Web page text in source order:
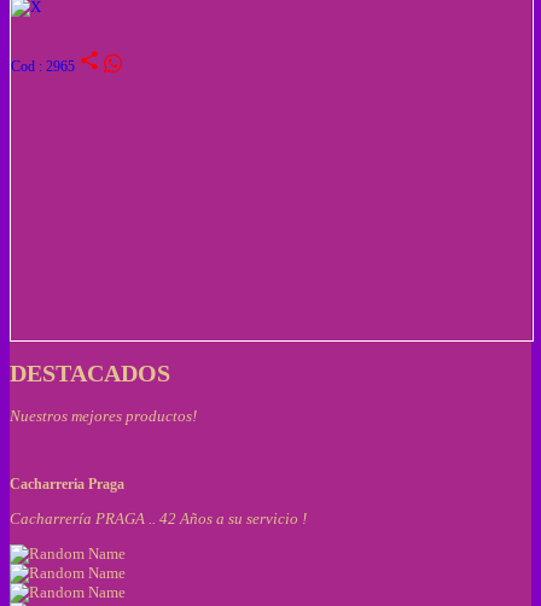
Cod : 2965 share
DESTACADOS
Nuestros mejores productos!
Cacharreria Praga
Cacharrería PRAGA .. 42 Años a su servicio !